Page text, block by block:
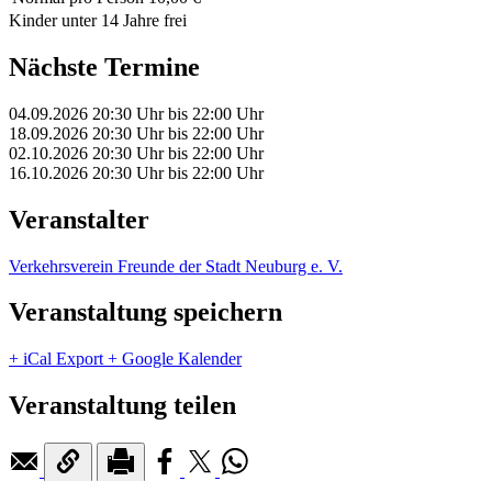
Kinder unter 14 Jahre frei
Nächste Termine
04.09.2026 20:30 Uhrbis 22:00 Uhr
18.09.2026 20:30 Uhrbis 22:00 Uhr
02.10.2026 20:30 Uhrbis 22:00 Uhr
16.10.2026 20:30 Uhrbis 22:00 Uhr
Veranstalter
Verkehrsverein Freunde der Stadt Neuburg e. V.
Veranstaltung speichern
+ iCal Export + Google Kalender
Veranstaltung teilen